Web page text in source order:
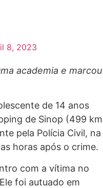
8, 2023
academia e marcou
de 14 anos
de Sinop (499 km
pela Polícia Civil, na
horas após o crime.
com a vítima no
foi autuado em